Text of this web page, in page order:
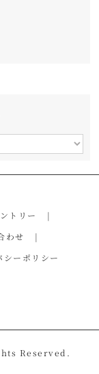
トリー
わせ
シーポリシー
Reserved.